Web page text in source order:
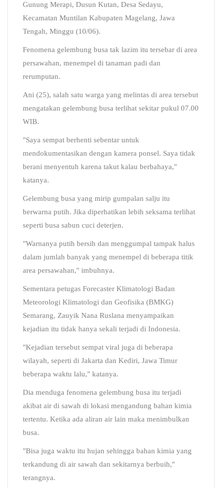
Gunung Merapi, Dusun Kutan, Desa Sedayu,
Kecamatan Muntilan Kabupaten Magelang, Jawa
Tengah, Minggu (10/06).
Fenomena gelembung busa tak lazim itu tersebar di area
persawahan, menempel di tanaman padi dan
rerumputan.
Ani (25), salah satu warga yang melintas di area tersebut
mengatakan gelembung busa terlihat sekitar pukul 07.00
WIB.
"Saya sempat berhenti sebentar untuk
mendokumentasikan dengan kamera ponsel. Saya tidak
berani menyentuh karena takut kalau berbahaya,"
katanya.
Gelembung busa yang mirip gumpalan salju itu
berwarna putih. Jika diperhatikan lebih seksama terlihat
seperti busa sabun cuci deterjen.
"Warnanya putih bersih dan menggumpal tampak halus
dalam jumlah banyak yang menempel di beberapa titik
area persawahan," imbuhnya.
Sementara petugas Forecaster Klimatologi Badan
Meteorologi Klimatologi dan Geofisika (BMKG)
Semarang, Zauyik Nana Ruslana menyampaikan
kejadian itu tidak hanya sekali terjadi di Indonesia.
"Kejadian tersebut sempat viral juga di beberapa
wilayah, seperti di Jakarta dan Kediri, Jawa Timur
beberapa waktu lalu," katanya.
Dia menduga fenomena gelembung busa itu terjadi
akibat air di sawah di lokasi mengandung bahan kimia
tertentu. Ketika ada aliran air lain maka menimbulkan
busa.
"Bisa juga waktu itu hujan sehingga bahan kimia yang
terkandung di air sawah dan sekitarnya berbuih,"
terangnya.